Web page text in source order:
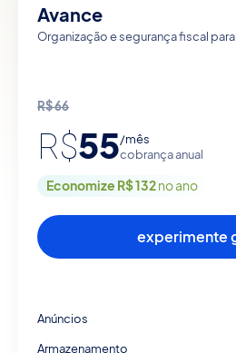
Avance
Organização e segurança fiscal
R$66
R$55/mês
cobrança anual
Economize R$ 132no ano
experimente
Anúncios
Armazenamento